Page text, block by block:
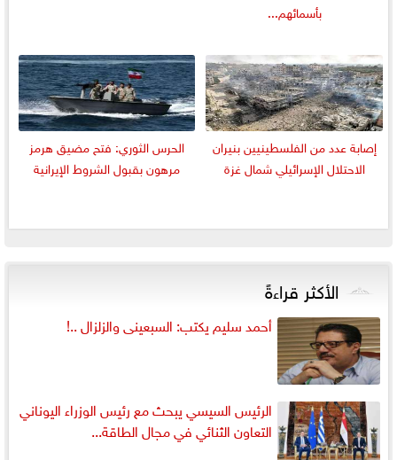
بأسمائهم...
إصابة عدد من الفلسطينيين بنيران
الاحتلال الإسرائيلي شمال غزة
الحرس الثوري: فتح مضيق هرمز
مرهون بقبول الشروط الإيرانية
الأكثر قراءةً
أحمد سليم يكتب: السبعينى والزلزال ..!
الرئيس السيسي يبحث مع رئيس الوزراء اليوناني
التعاون الثنائي في مجال الطاقة...